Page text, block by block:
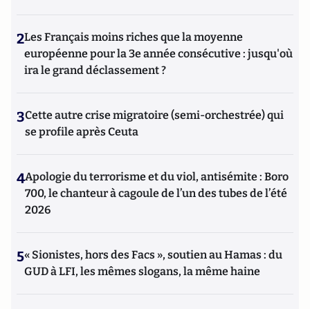
2Les Français moins riches que la moyenne
européenne pour la 3e année consécutive : jusqu'où
ira le grand déclassement ?
3Cette autre crise migratoire (semi-orchestrée) qui
se profile après Ceuta
4Apologie du terrorisme et du viol, antisémite : Boro
700, le chanteur à cagoule de l’un des tubes de l’été
2026
5« Sionistes, hors des Facs », soutien au Hamas : du
GUD à LFI, les mêmes slogans, la même haine